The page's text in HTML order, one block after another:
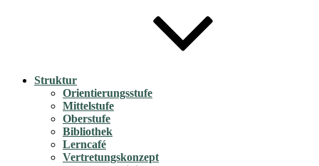
Struktur
Orientierungsstufe
Mittelstufe
Oberstufe
Bibliothek
Lerncafé
Vertretungskonzept